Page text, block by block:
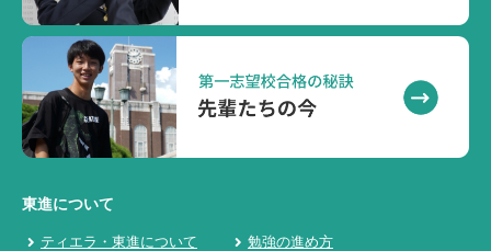
東進について
ティエラ・東進について
勉強の進め方